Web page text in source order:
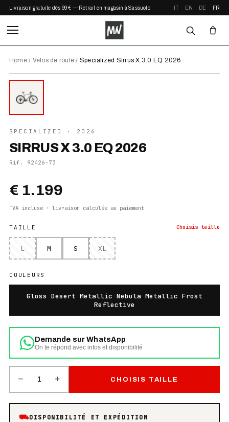
Livraison gratuite dès 99 € — Retrait en magasin à Sassuolo IT EN DE FR
Home/ Vélos de route / Specialized Sirrus X 3.0 EQ 2026
SPECIALIZED · 2026
SIRRUS X 3.0 EQ 2026
Rif. 92426-73
€ 1.199
TVA incluse · livraison calculée au paiement
TAILLE Choisis taille
L M S XL
COULEURS
Gloss Desert Metallic Nebula Metallic Frost
Reflective
Demande sur WhatsApp
On te répond avec infos et disponibilité
− 1 + CHOISIS TAILLE
⛟DISPONIBILITÉ ET EXPÉDITION